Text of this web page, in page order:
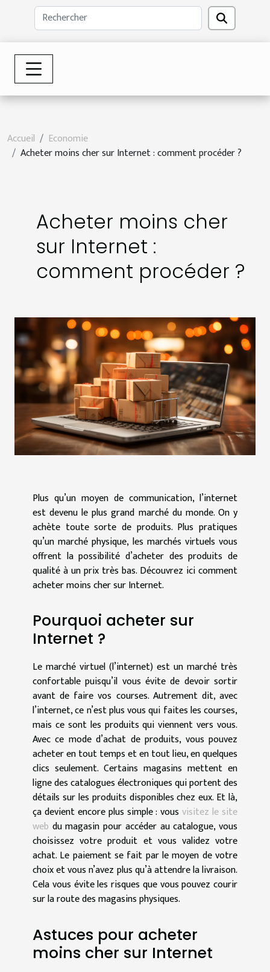
Accueil
Economie
Acheter moins cher sur Internet : comment procéder ?
Acheter moins cher
sur Internet :
comment procéder ?
Plus qu’un moyen de communication, l’internet
est devenu le plus grand marché du monde. On y
achète toute sorte de produits. Plus pratiques
qu’un marché physique, les marchés virtuels vous
offrent la possibilité d’acheter des produits de
qualité à un prix très bas. Découvrez ici comment
acheter moins cher sur Internet.
Pourquoi acheter sur
Internet ?
Le marché virtuel (l’internet) est un marché très
confortable puisqu’il vous évite de devoir sortir
avant de faire vos courses. Autrement dit, avec
l’internet, ce n’est plus vous qui faites les courses,
mais ce sont les produits qui viennent vers vous.
Avec ce mode d’achat de produits, vous pouvez
acheter en tout temps et en tout lieu, en quelques
clics seulement. Certains magasins mettent en
ligne des catalogues électroniques qui portent des
détails sur les produits disponibles chez eux. Et là,
ça devient encore plus simple : vousvisitez le site
web du magasin pour accéder au catalogue, vous
choisissez votre produit et vous validez votre
achat. Le paiement se fait par le moyen de votre
choix et vous n’avez plus qu’à attendre la livraison.
Cela vous évite les risques que vous pouvez courir
sur la route des magasins physiques.
Astuces pour acheter
moins cher sur Internet